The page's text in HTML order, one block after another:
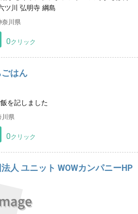
にある整体、癒し、眉毛デザインなど色
人ひとりに合わせて行います。ご相談下
ョン 北海道
0クリック
するキッズチアダンスチームです 横浜 戸
ツ川 弘明寺 綱島
川県